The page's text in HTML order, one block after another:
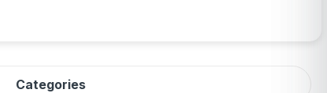
Categories